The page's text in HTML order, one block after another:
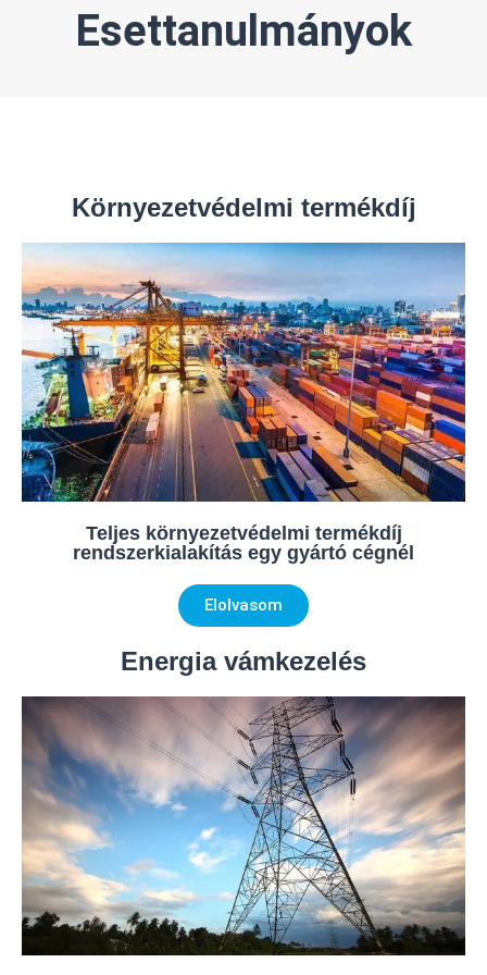
Esettanulmányok
Környezetvédelmi termékdíj
Teljes környezetvédelmi termékdíj
rendszerkialakítás egy gyártó cégnél
Elolvasom
Energia vámkezelés